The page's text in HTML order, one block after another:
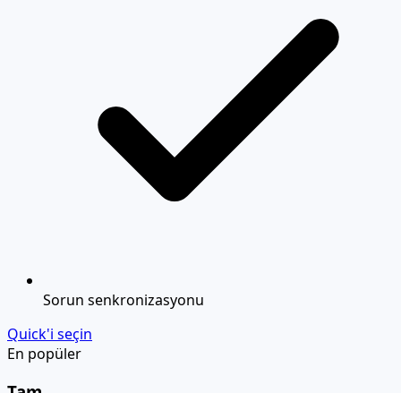
Sorun senkronizasyonu
Quick'i seçin
En popüler